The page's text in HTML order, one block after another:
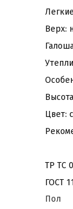
Верх:
Цвет:
ТР ТС
ГОСТ
Пол